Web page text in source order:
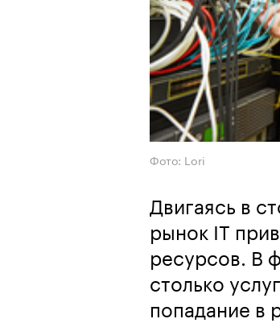
Фото: Lori
Двигаясь в
рынок IT
ресурсов. В
столько
попадание в